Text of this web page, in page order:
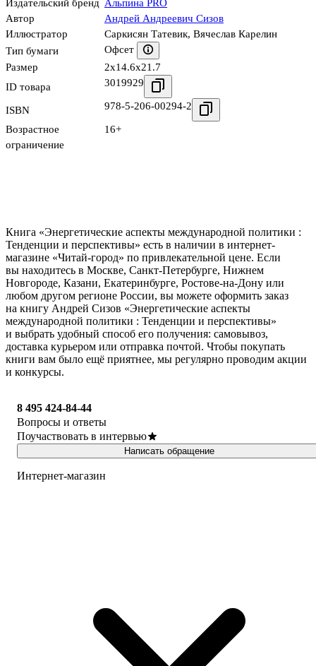
Издательский бренд Альпина PRO
Автор
Андрей Андреевич Сизов
Иллюстратор
Саркисян Татевик, Вячеслав Карелин
Тип бумаги
Офсет
Размер
2x14.6x21.7
ID товара
3019929
ISBN 978-5-206-00294-2
Возрастное
ограничение
16+
Книга «Энергетические аспекты международной политики :
Тенденции и перспективы» есть в наличии в интернет-
магазине «Читай-город» по привлекательной цене. Если
вы находитесь в Москве, Санкт-Петербурге, Нижнем
Новгороде, Казани, Екатеринбурге, Ростове-на-Дону или
любом другом регионе России, вы можете оформить заказ
на книгу Андрей Сизов «Энергетические аспекты
международной политики : Тенденции и перспективы»
и выбрать удобный способ его получения: самовывоз,
доставка курьером или отправка почтой. Чтобы покупать
книги вам было ещё приятнее, мы регулярно проводим акции
и конкурсы.
8 495 424-84-44
Вопросы и ответы
Поучаствовать в интервью
Написать обращение
Интернет-магазин